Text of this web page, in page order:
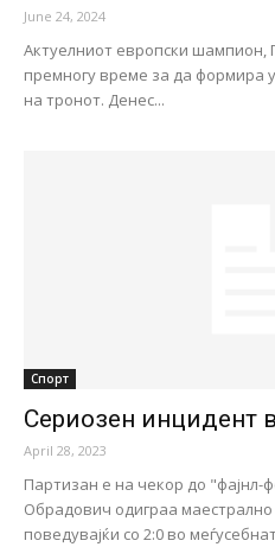
June 24, 2024
Актуелниот европски
премногу време за да формира
на тронот. Денес...
Спорт
Сериозен
April 28, 2023
Партизан е на чекор до
Обрадович одиграа
поведувајќи со 2:0 во